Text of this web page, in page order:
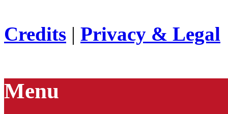
Credits | Privacy & Legal
Menu